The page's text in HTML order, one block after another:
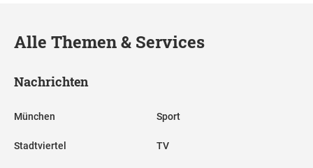
Alle Themen & Services
Nachrichten
München
Stadtviertel
Sport
TV